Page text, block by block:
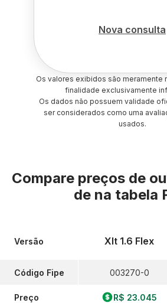
Nova consulta
Os valores exibidos são meramente
finalidade exclusivamente
Os dados não possuem validade
ser considerados como uma
usados.
Compare preços de
de na tabela
Versão
Código Fipe
Preço
Xlt 1.6 Flex
003270-0
R$ 23.045